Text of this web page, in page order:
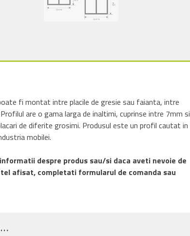
fi montat intre placile de gresie sau faianta, intre
are o gama larga de inaltimi, cuprinse intre 7mm si
de diferite grosimi. Produsul este un profil cautat in
mobilei.
despre produs sau/si daca aveti nevoie de
afisat, completati formularul de comanda sau